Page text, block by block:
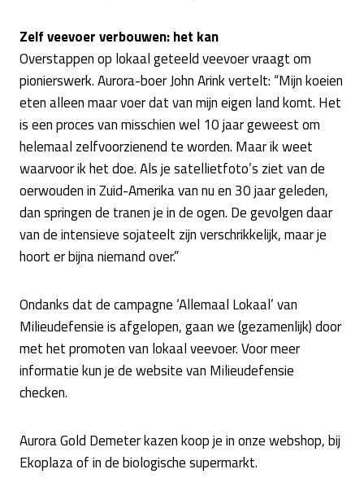
Zelf veevoer verbouwen: het kan
Overstappen op lokaal geteeld veevoer vraagt om
pionierswerk. Aurora-boer John Arink vertelt: “Mijn koeien
eten alleen maar voer dat van mijn eigen land komt. Het
is een proces van misschien wel 10 jaar geweest om
helemaal zelfvoorzienend te worden. Maar ik weet
waarvoor ik het doe. Als je satellietfoto’s ziet van de
oerwouden in Zuid-Amerika van nu en 30 jaar geleden,
dan springen de tranen je in de ogen. De gevolgen daar
van de intensieve sojateelt zijn verschrikkelijk, maar je
hoort er bijna niemand over.”
Ondanks dat de campagne ‘Allemaal Lokaal’ van
Milieudefensie is afgelopen, gaan we (gezamenlijk) door
met het promoten van lokaal veevoer. Voor meer
informatie kun je de website van Milieudefensie
checken.
Aurora Gold Demeter kazen koop je in onze webshop, bij
Ekoplaza of in de biologische supermarkt.